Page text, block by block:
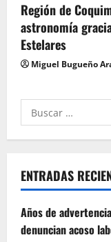
Región de
astronomía
Estelares
Miguel Bugueño
Buscar
por:
ENTRADAS
Años de
denuncian acoso